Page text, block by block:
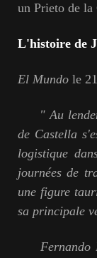
un Prieto de
L'histoire de
El Mundo le
" Au
de Castella
logistique
journées de
une figure
sa principale
Fernando